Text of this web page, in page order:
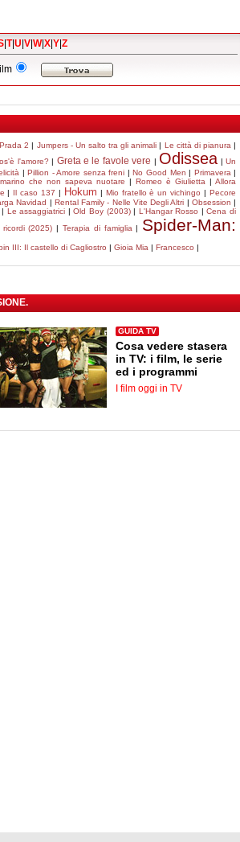
T|U V W|X Y Z
2 | Jumpers - Un salto tra gli animali | Le città di pianura |
l'amore? | Greta e le favole vere | Odissea |Un
|Pillion - Amore senza freni |No Good Men | Primavera |
che non sapeva nuotare | Romeo è Giulietta |Allora
| Il caso 137 | Hokum | Mio fratello è un vichingo |Pecore
Navidad | Rental Family - Nelle Vite Degli Altri | Obsession |
Le assaggiatrici |Old Boy (2003)| L'Hangar Rosso |Cena di
(2025) | Terapia di famiglia | Spider-Man:
III: Il castello di Cagliostro | Gioia Mia | Francesco |
GUIDA TV
Cosa vedere stasera
in TV: i film, le serie
ed i programmi
I film oggi in TV